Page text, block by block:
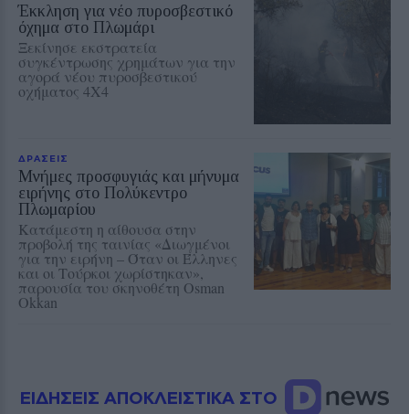
Έκκληση για νέο πυροσβεστικό
όχημα στο Πλωμάρι
Ξεκίνησε εκστρατεία
συγκέντρωσης χρημάτων για την
αγορά νέου πυροσβεστικού
οχήματος 4Χ4
ΔΡΑΣΕΙΣ
Μνήμες προσφυγιάς και μήνυμα
ειρήνης στο Πολύκεντρο
Πλωμαρίου
Κατάμεστη η αίθουσα στην
προβολή της ταινίας «Διωγμένοι
για την ειρήνη – Όταν οι Έλληνες
και οι Τούρκοι χωρίστηκαν»,
παρουσία του σκηνοθέτη Osman
Okkan
ΕΙΔΗΣΕΙΣ ΑΠΟΚΛΕΙΣΤΙΚΑ ΣΤΟ